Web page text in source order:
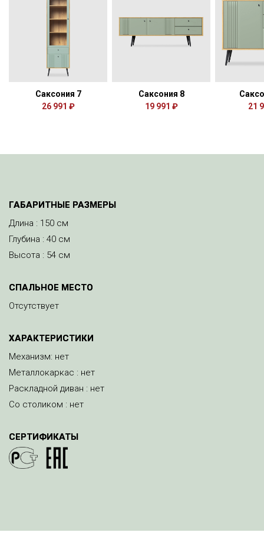
Саксония 7
26 991 ₽
Саксония 8
19 991 ₽
21
ГАБАРИТНЫЕ РАЗМЕРЫ
Длина : 150 см
Глубина : 40 см
Высота : 54 см
СПАЛЬНОЕ МЕСТО
Отсутствует
ХАРАКТЕРИСТИКИ
Механизм: нет
Металлокаркас : нет
Раскладной диван : нет
Со столиком : нет
СЕРТИФИКАТЫ